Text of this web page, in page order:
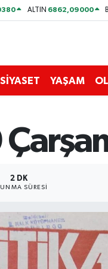
ALTIN 6862,09000
SİYASET YAŞAM
2 DK
SÜRESI